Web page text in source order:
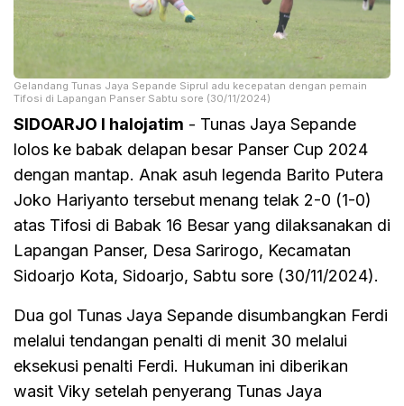
Gelandang Tunas Jaya Sepande Siprul adu kecepatan dengan pemain
Tifosi di Lapangan Panser Sabtu sore (30/11/2024)
SIDOARJO I halojatim - Tunas Jaya Sepande
lolos ke babak delapan besar Panser Cup 2024
dengan mantap. Anak asuh legenda Barito Putera
Joko Hariyanto tersebut menang telak 2-0 (1-0)
atas Tifosi di Babak 16 Besar yang dilaksanakan di
Lapangan Panser, Desa Sarirogo, Kecamatan
Sidoarjo Kota, Sidoarjo, Sabtu sore (30/11/2024).
Dua gol Tunas Jaya Sepande disumbangkan Ferdi
melalui tendangan penalti di menit 30 melalui
eksekusi penalti Ferdi. Hukuman ini diberikan
wasit Viky setelah penyerang Tunas Jaya